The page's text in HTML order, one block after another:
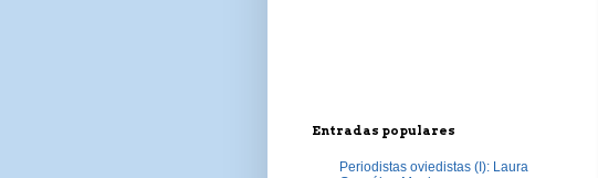
Entradas populares
Periodistas oviedistas (I): Laura